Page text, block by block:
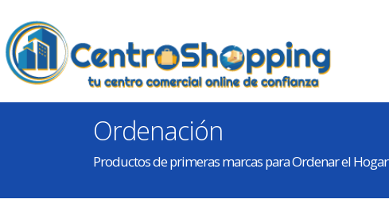
Ordenación
Productos de primeras marcas para Ordenar el Hogar